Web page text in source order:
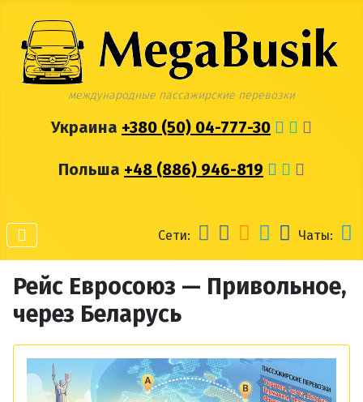
международные пассажирские перевозки
Украина +380 (50) 04-777-30
Польша +48 (886) 946-819
Сети: Чаты:
Рейс Евросоюз — Привольное,
через Беларусь